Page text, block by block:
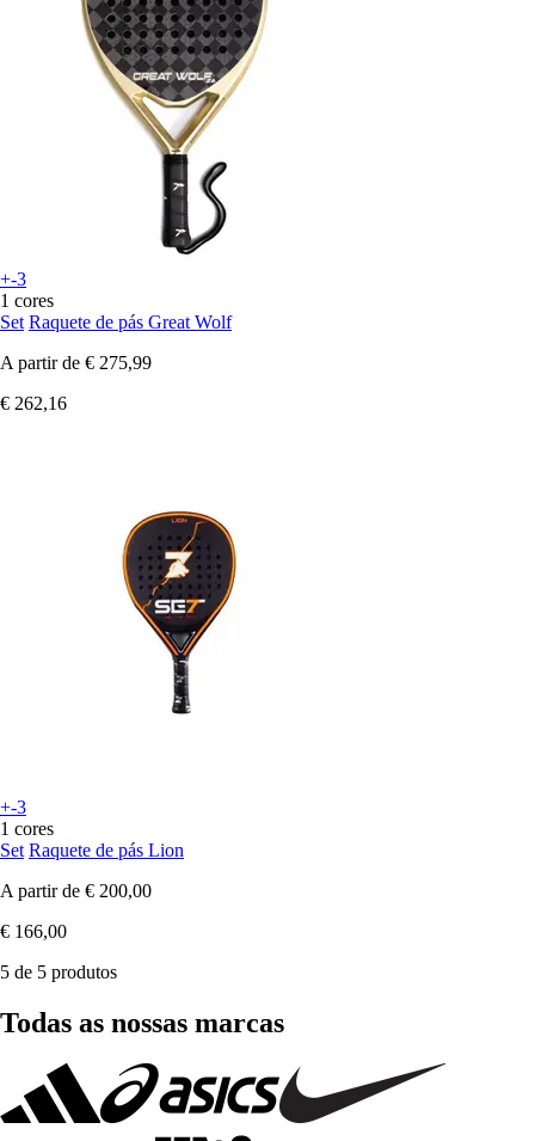
+-3
1 cores
Set Raquete de pás Great Wolf
A partir de € 275,99
€ 262,16
+-3
1 cores
Set Raquete de pás Lion
A partir de € 200,00
€ 166,00
5 de 5 produtos
Todas as nossas marcas